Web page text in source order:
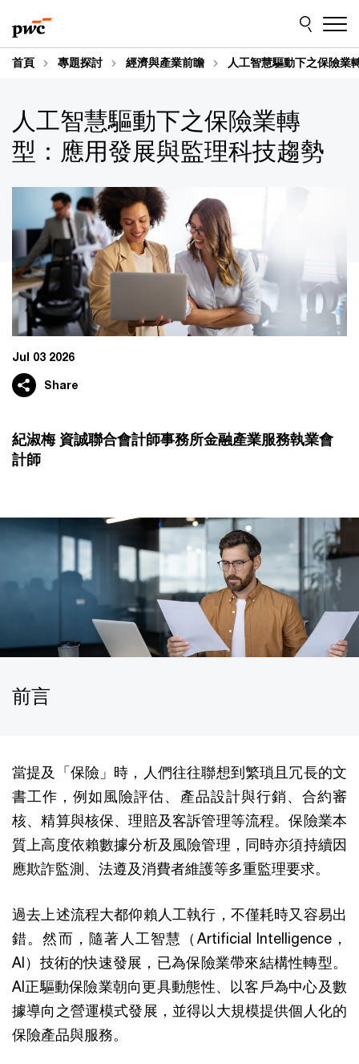
to
content
to
footer
首頁 專題探討 經濟與產業前瞻 人工智慧驅動下之保險業
人工智慧驅動下之保險業轉
型：應用發展與監理科技趨勢
Jul 03 2026
Share
紀淑梅 資誠聯合會計師事務所金融產業服務執業會
計師
前言
當提及「保險」時，人們往往聯想到繁瑣且冗長的文
書工作，例如風險評估、產品設計與行銷、合約審
核、精算與核保、理賠及客訴管理等流程。保險業本
質上高度依賴數據分析及風險管理，同時亦須持續因
應欺詐監測、法遵及消費者維護等多重監理要求。
過去上述流程大都仰賴人工執行，不僅耗時又容易出
錯。然而，隨著人工智慧（Artificial Intelligence，
AI）技術的快速發展，已為保險業帶來結構性轉型。
AI正驅動保險業朝向更具動態性、以客戶為中心及數
據導向之營運模式發展，並得以大規模提供個人化的
保險產品與服務。